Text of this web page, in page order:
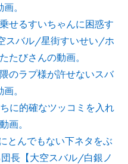
。
せるすいちゃんに困惑す
スバル/星街すいせい/ホ
たびさんの動画。
のラプ様が許せないスバ
。
に的確なツッコミを入れ
画。
とんでもない下ネタをぶ
長【大空スバル/白銀ノ